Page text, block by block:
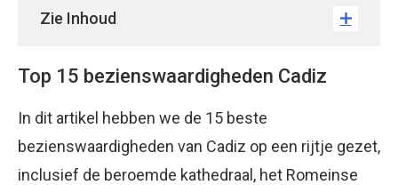
Zie Inhoud
Top 15 bezienswaardigheden Cadiz
In dit artikel hebben we de 15 beste
bezienswaardigheden van Cadiz op een rijtje gezet,
inclusief de beroemde kathedraal, het Romeinse